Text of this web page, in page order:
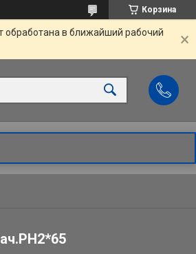
Корзина
обработана в ближайший рабочий